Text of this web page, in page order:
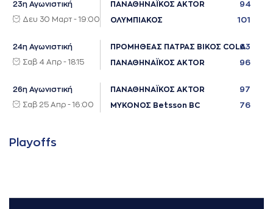
23η Αγωνιστική
Δευ 30 Μαρτ - 19:00
ΠΑΝΑΘΗΝΑΪΚΟΣ AKTOR 94
ΟΛΥΜΠΙΑΚΟΣ 101
24η Αγωνιστική
Σαβ 4 Απρ - 18:15
ΠΡΟΜΗΘΕΑΣ ΠΑΤΡΑΣ ΒΙΚΟΣ COLA63
ΠΑΝΑΘΗΝΑΪΚΟΣ AKTOR 96
26η Αγωνιστική
Σαβ 25 Απρ - 16:00
ΠΑΝΑΘΗΝΑΪΚΟΣ AKTOR 97
ΜΥΚΟΝΟΣ Betsson BC 76
Playoffs